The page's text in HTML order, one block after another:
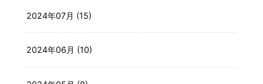
2024年07月 (15)
2024年06月 (10)